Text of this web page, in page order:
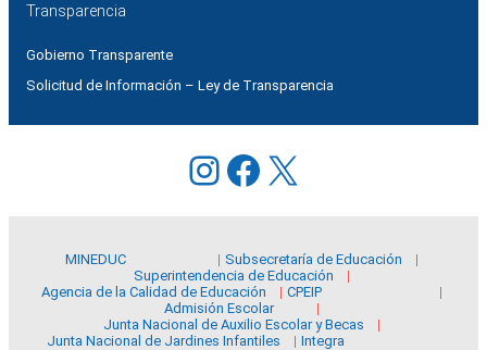
Transparencia
Gobierno Transparente
Solicitud de Información – Ley de Transparencia
Instagram
Facebook
X
MINEDUC
Subsecretaría de Educación
Superintendencia de Educación
Agencia de la Calidad de Educación
CPEIP
Admisión Escolar
Junta Nacional de Auxilio Escolar y Becas
Junta Nacional de Jardines Infantiles
Integra